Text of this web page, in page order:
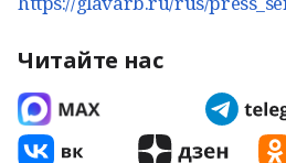
Читайте нас